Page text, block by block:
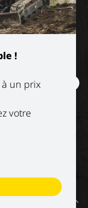
!
un prix
votre
Retour